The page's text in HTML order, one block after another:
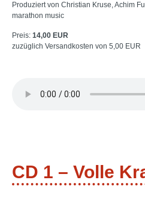
Produziert von Christian Kruse, Achim
marathon music
Preis: 14,00 EUR
zuzüglich Versandkosten von 5,00 EUR
CD 1 – Volle